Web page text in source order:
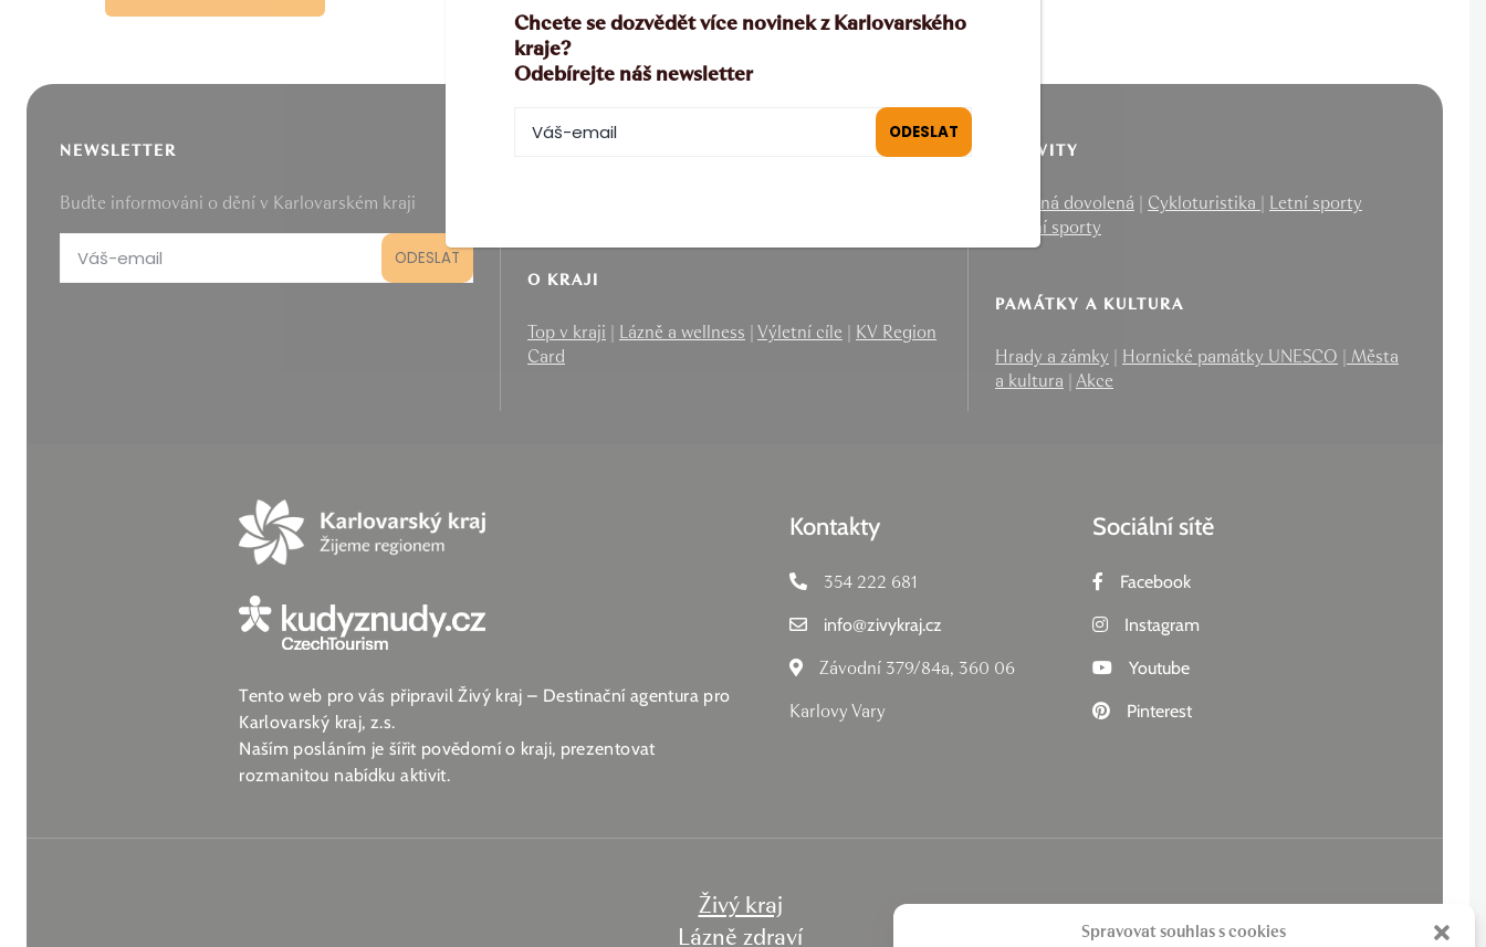
Spravovat souhlas s cookies
NEWSLETTER
Buďte informováni o dění v Karlovarském kraji
O KRAJI
Top v kraji Lázně a wellness Výletní cíle
KV Region
Card
AKTIVITY
Rodinná dovolená Cykloturistika
Letní sporty
Zimní sporty
PAMÁTKY A KULTURA
Hrady a zámky Hornické památky UNESCO
Města
a kultura
Akce
Tento web pro vás připravil Živý kraj – Destinační agentura pro
Karlovarský kraj, z.s.
Naším posláním je šířit povědomí o kraji, prezentovat
rozmanitou nabídku aktivit.
Kontakty
354 222 681
info@zivykraj.cz
Závodní 379/84a, 360 06
Karlovy Vary
Sociální sítě
Facebook
Instagram
Youtube
Pinterest
Živý kraj
Lázně zdraví
Chcete se dozvědět více novinek z Karlovarského
kraje?
Odebírejte náš newsletter